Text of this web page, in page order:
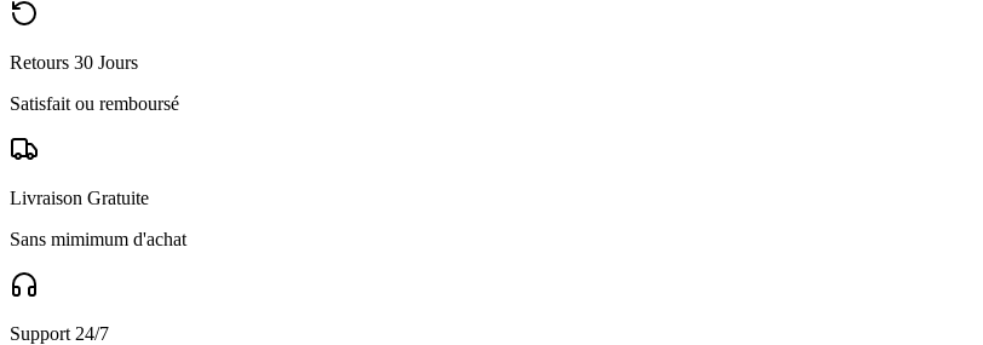
Retours 30 Jours
Satisfait ou remboursé
Livraison Gratuite
Sans mimimum d'achat
Support 24/7